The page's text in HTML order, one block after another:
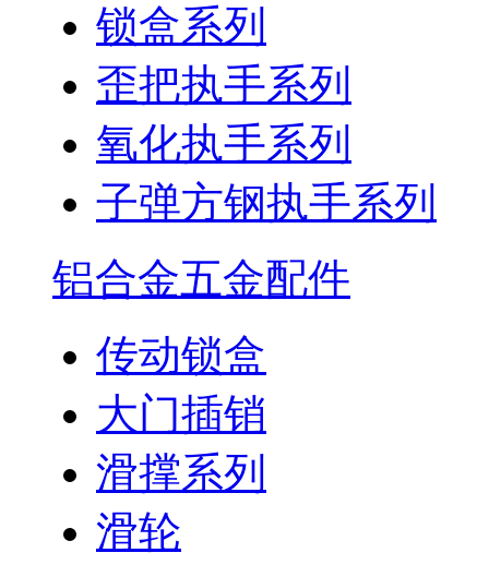
锁盒系列
歪把执手系列
氧化执手系列
子弹方钢执手系列
铝合金五金配件
传动锁盒
大门插销
滑撑系列
滑轮